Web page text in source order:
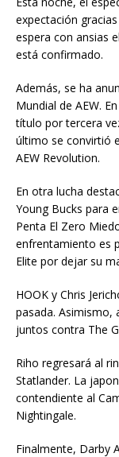
expectación
espera con ansias
está confirmado.
Además, se ha
Mundial de AEW.
título por tercera
último se convirtió
AEW Revolution.
En otra lucha
Young Bucks para
Penta El Zero
enfrentamiento es
Elite por dejar su
HOOK y Chris
pasada.
juntos contra The
Riho regresará al
Statlander. La
contendiente al
Nightingale.
Finalmente, Darby